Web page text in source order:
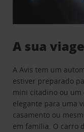
A sua
A Avis tem um
estiver preparado
mini citadino ou um
elegante para uma
casamento ou
em família. O carro